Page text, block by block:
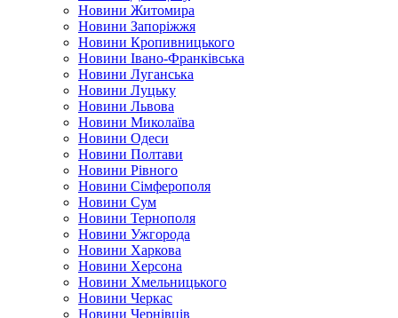
Новини Житомира
Новини Запоріжжя
Новини Кропивницького
Новини Івано-Франківська
Новини Луганська
Новини Луцьку
Новини Львова
Новини Миколаїва
Новини Одеси
Новини Полтави
Новини Рівного
Новини Сімферополя
Новини Сум
Новини Тернополя
Новини Ужгорода
Новини Харкова
Новини Херсона
Новини Хмельницького
Новини Черкас
Новини Чернівців